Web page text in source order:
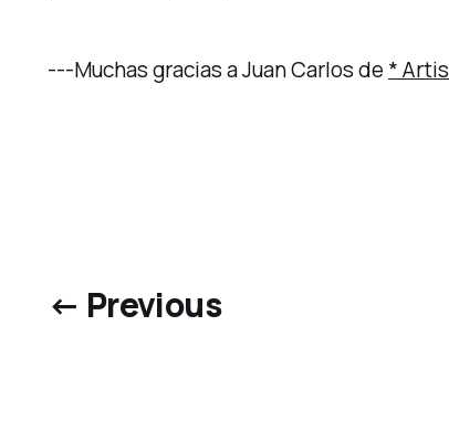
---Muchas gracias a Juan Carlos de *
← Previous